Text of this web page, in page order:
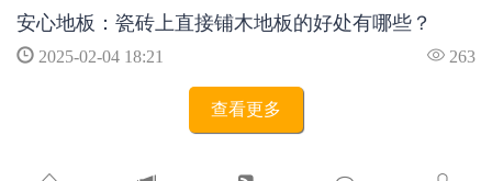
安心地板：瓷砖上直接铺木地板的好处有哪些？
2025-02-04 18:21 263
查看更多